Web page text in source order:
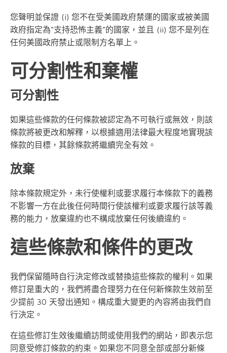
您聲明並保證 (i) 您不在受美國政府禁運的國家或被美國
政府指定為“支持恐怖主義”的國家，並且 (ii) 您不是列在
任何美國政府禁止或限制方名單上。
可分割性和棄權
可分割性
如果這些條款的任何條款被認定為不可執行或無效，則該
條款將被更改和解釋，以根據適用法律最大程度地實現該
條款的目標，其餘條款將繼續完全有效。
放棄
除本條款規定外，未行使權利或要求履行本條款下的義務
不影響一方在此後任何時間行使該權利或要求履行該等義
務的能力，放棄違約也不構成放棄任何後續違約。
這些條款和條件的更改
我們保留隨時自行決定修改或替換這些條款的權利。如果
修訂是重大的，我們將盡合理努力在任何新條款生效前至
少提前 30 天發出通知。構成重大變更的內容將由我們自
行決定。
在這些修訂生效後繼續訪問或使用我們的網站，即表示您
同意受修訂條款的約束。如果您不同意全部或部分新條